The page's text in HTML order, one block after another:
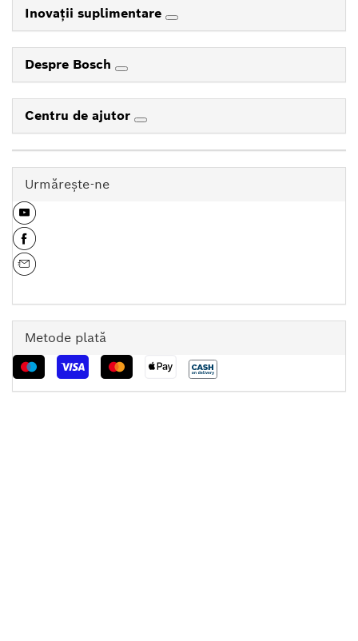
Inovaţii suplimentare
Despre Bosch
Centru de ajutor
Urmăreşte-ne
Metode plată